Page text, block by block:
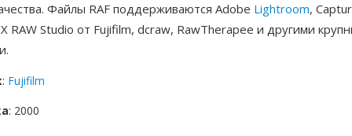
Файлы RAF поддерживаются Adobe Lightroom,
RAW Studio от Fujifilm, dcraw, RawTherapee и другими
: Fujifilm
: 2000